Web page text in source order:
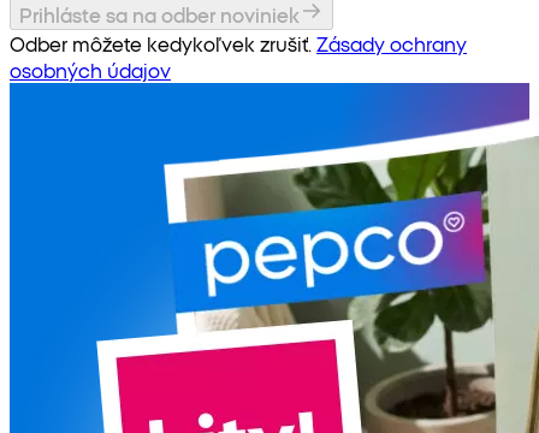
Prihláste sa na odber noviniek
Odber môžete kedykoľvek zrušiť. Zásady ochrany
osobných údajov